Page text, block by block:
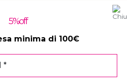
5%off
minima di 100€
tua